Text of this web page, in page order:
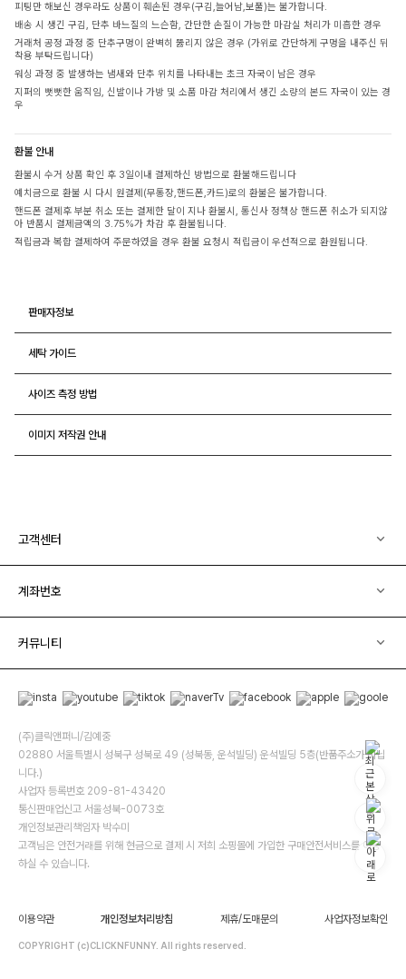
피팅만 해보신 경우라도 상품이 훼손된 경우(구김,늘어남,보풀)는 불가합니다.
배송 시 생긴 구김, 단추 바느질의 느슨함, 간단한 손질이 가능한 마감실 처리가 미흡한 경우
거래처 공정 과정 중 단추구멍이 완벽히 뚫리지 않은 경우 (가위로 간단하게 구멍을 내주신 뒤
착용 부탁드립니다)
워싱 과정 중 발생하는 냄새와 단추 위치를 나타내는 초크 자국이 남은 경우
지퍼의 뻣뻣한 움직임, 신발이나 가방 및 소품 마감 처리에서 생긴 소량의 본드 자국이 있는 경
우
환불 안내
환불시 수거 상품 확인 후 3일이내 결제하신 방법으로 환불해드립니다
예치금으로 환불 시 다시 원결제(무통장,핸드폰,카드)로의 환불은 불가합니다.
핸드폰 결제후 부분 취소 또는 결제한 달이 지나 환불시, 통신사 정책상 핸드폰 취소가 되지않
아 반품시 결제금액의 3.75%가 차감 후 환불됩니다.
적립금과 복합 결제하여 주문하였을 경우 환불 요청시 적립금이 우선적으로 환원됩니다.
판매자정보
세탁 가이드
사이즈 측정 방법
이미지 저작권 안내
고객센터
계좌번호
커뮤니티
(주)클릭앤퍼니/김예중
02880 서울특별시 성북구 성북로 49 (성북동, 운석빌딩) 운석빌딩 5층(반품주소가 아닙
니다.)
사업자 등록번호 209-81-43420
통신판매업신고 서울성북-0073호
개인정보관리책임자 박수미
고객님은 안전거래를 위해 현금으로 결제 시 저희 소핑몰에 가입한 구매안전서비스를 이용
하실 수 있습니다.
이용약관 개인정보처리방침 제휴/도매문의 사업자정보확인
COPYRIGHT (c)CLICKNFUNNY. All rights reserved.